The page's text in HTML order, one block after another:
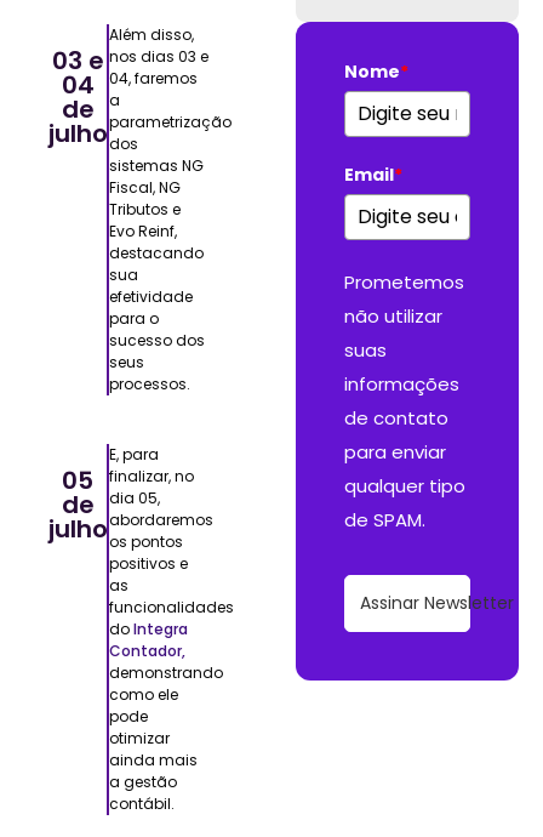
03 e
04
de
julho
Além disso,
nos dias 03 e
04, faremos
a
parametrização
dos
sistemas NG
Fiscal, NG
Tributos e
Evo Reinf,
destacando
sua
efetividade
para o
sucesso dos
seus
processos.
05
de
julho
E, para
finalizar, no
dia 05,
abordaremos
os pontos
positivos e
as
funcionalidades
doIntegra
Contador,
demonstrando
como ele
pode
otimizar
ainda mais
a gestão
contábil.
Nome*
Email*
Prometemos
não utilizar
suas
informações
de contato
para enviar
qualquer tipo
de SPAM.
Assinar Newsletter